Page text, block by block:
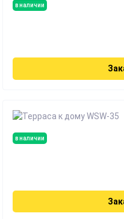
в наличии
в наличии